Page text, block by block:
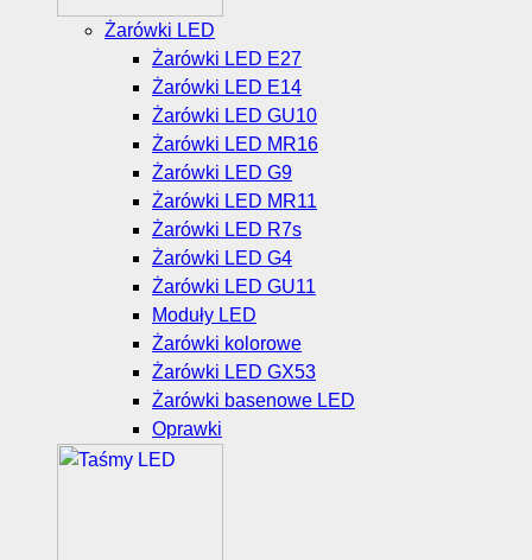
Żarówki LED
Żarówki LED E27
Żarówki LED E14
Żarówki LED GU10
Żarówki LED MR16
Żarówki LED G9
Żarówki LED MR11
Żarówki LED R7s
Żarówki LED G4
Żarówki LED GU11
Moduły LED
Żarówki kolorowe
Żarówki LED GX53
Żarówki basenowe LED
Oprawki